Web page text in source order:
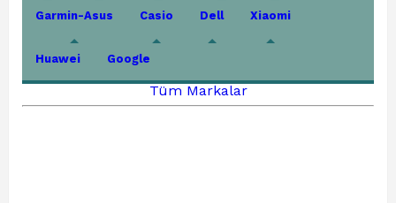
Garmin-Asus Casio Dell Xiaomi
Huawei Google
Tüm Markalar